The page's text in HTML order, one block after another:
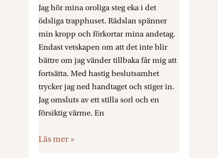
Jag hör mina oroliga steg eka i det
ödsliga trapphuset. Rädslan spänner
min kropp och förkortar mina andetag.
Endast vetskapen om att det inte blir
bättre om jag vänder tillbaka får mig att
fortsätta. Med hastig beslutsamhet
trycker jag ned handtaget och stiger in.
Jag omsluts av ett stilla sorl och en
försiktig värme. En
acceptans
Läs mer »